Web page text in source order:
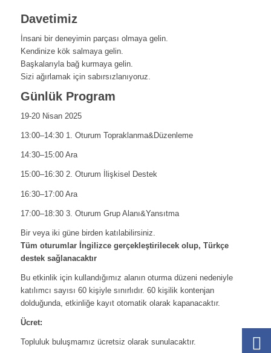
Davetimiz
İnsani bir deneyimin parçası olmaya gelin.
Kendinize kök salmaya gelin.
Başkalarıyla bağ kurmaya gelin.
Sizi ağırlamak için sabırsızlanıyoruz.
Günlük Program
19-20 Nisan 2025
13:00–14:30 1. Oturum Topraklanma&Düzenleme
14:30–15:00 Ara
15:00–16:30 2. Oturum İlişkisel Destek
16:30–17:00 Ara
17:00–18:30 3. Oturum Grup Alanı&Yansıtma
Bir veya iki güne birden katılabilirsiniz.
Tüm oturumlar İngilizce gerçekleştirilecek olup, Türkçe
destek sağlanacaktır
Bu etkinlik için kullandığımız alanın oturma düzeni nedeniyle
katılımcı sayısı 60 kişiyle sınırlıdır. 60 kişilik kontenjan
dolduğunda, etkinliğe kayıt otomatik olarak kapanacaktır.
Ücret:
Topluluk buluşmamız ücretsiz olarak sunulacaktır.